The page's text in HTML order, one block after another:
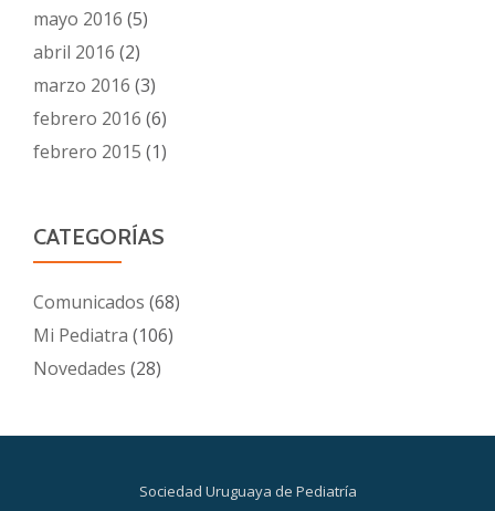
mayo 2016 (5)
abril 2016 (2)
marzo 2016 (3)
febrero 2016 (6)
febrero 2015 (1)
CATEGORÍAS
Comunicados (68)
Mi Pediatra (106)
Novedades (28)
Sociedad Uruguaya de Pediatría